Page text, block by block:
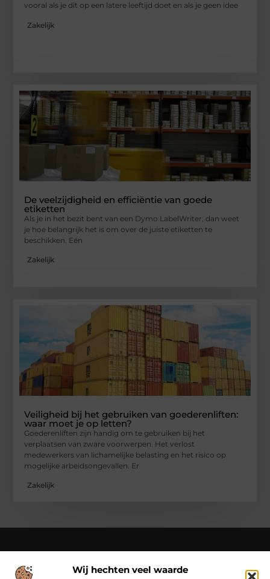
Wij hechten veel waarde
vooral als je dit op een latere leeftijd doet en als je geen idee
Zakelijk
De veelzijdigheid en efficiëntie van goede
etiketten
Als je in het bezit bent van een Dymo LabelWriter, dan weet
je hoe belangrijk het is om over de juiste etiketten te
beschikken. Eén
Zakelijk
Veiligheid bij het gebruiken van goederenliften:
waar moet je op letten?
Goederenliften zijn handig om te gebruiken bij het
verplaatsen van zware voorwerpen. Het verlost
medewerkers van lichamelijke belasting en het risico op
mogelijke arbeidsongevallen. Er
Zakelijk
Over Cn-flex